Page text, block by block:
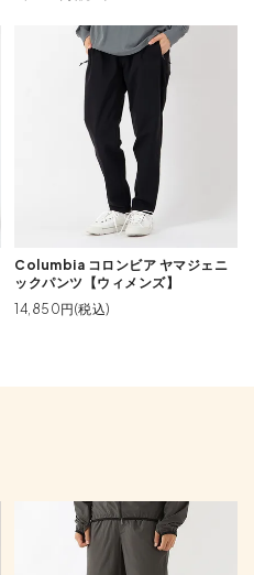
Columbia コロンビア ヤマジェニ
ックパンツ【ウィメンズ】
14,850円(税込)